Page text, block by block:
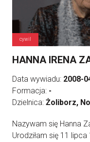
cywil
HANNA IRENA
Data wywiadu: 2008-
Formacja: -
Dzielnica: Żoliborz,
Nazywam się Hanna
Urodziłam się 11